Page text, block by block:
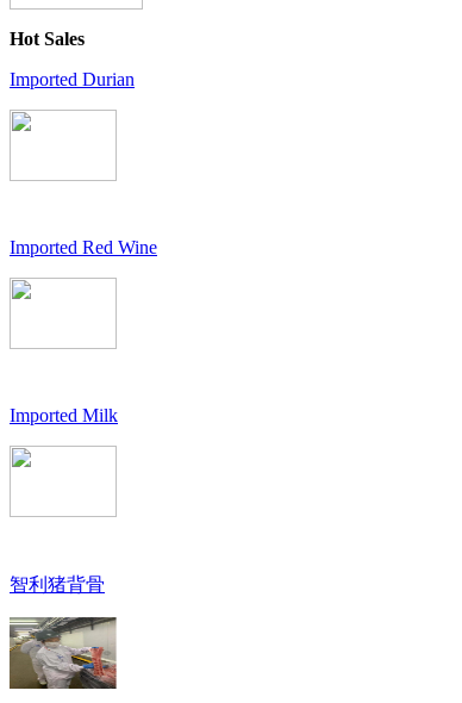
Hot Sales
Imported Durian
Imported Red Wine
Imported Milk
智利猪背骨